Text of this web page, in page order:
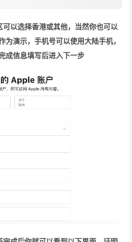
以选择香港或其他，当然你也可以
为演示，手机号可以使用大陆手机，
成信息填写后进入下一步